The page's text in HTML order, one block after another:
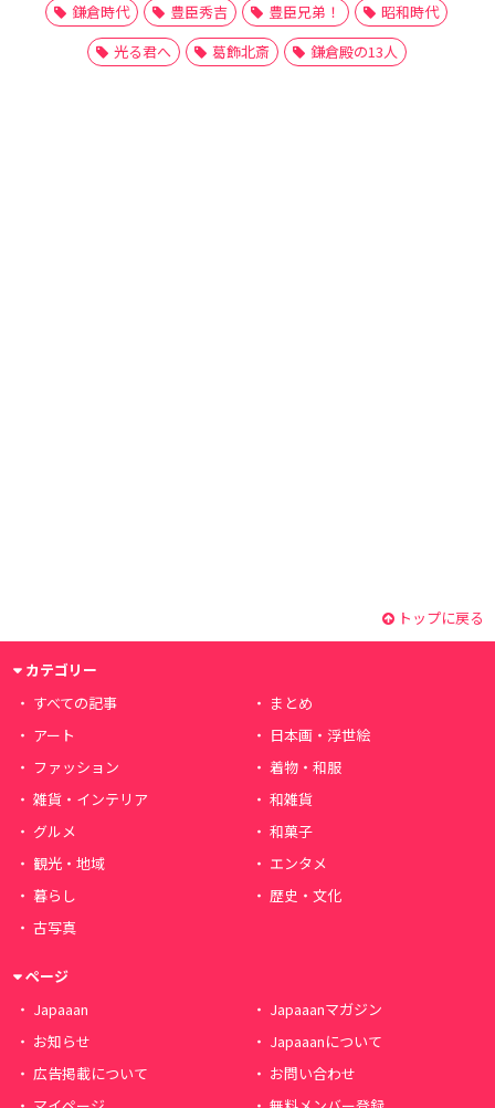
鎌倉時代
豊臣秀吉 豊臣兄弟！
昭和時代
光る君へ
葛飾北斎 鎌倉殿の13人
トップに戻る
カテゴリー
すべての記事
まとめ
アート
日本画・浮世絵
ファッション
着物・和服
雑貨・インテリア
和雑貨
グルメ
和菓子
観光・地域
エンタメ
暮らし
歴史・文化
古写真
ページ
Japaaan
Japaaanマガジン
お知らせ
Japaaanについて
広告掲載について
お問い合わせ